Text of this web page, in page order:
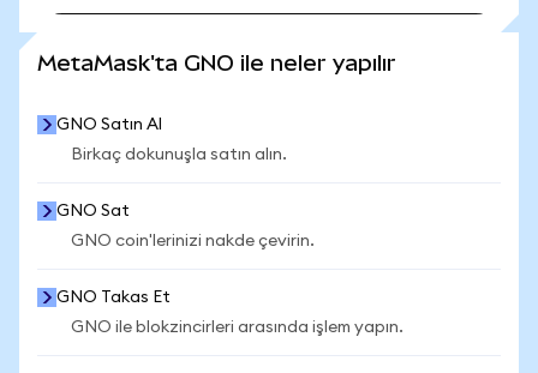
MetaMask'ta GNO ile neler yapılır
GNO Satın Al
Birkaç dokunuşla satın alın.
GNO Sat
GNO coin'lerinizi nakde çevirin.
GNO Takas Et
GNO ile blokzincirleri arasında işlem yapın.